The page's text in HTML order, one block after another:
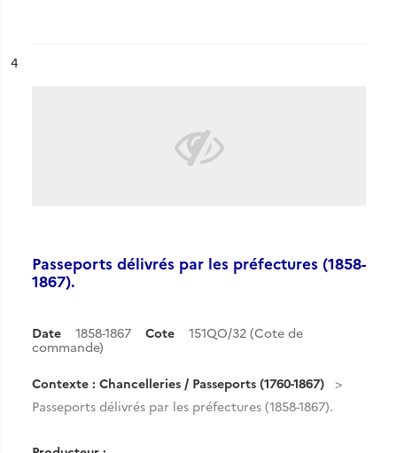
n°
4
Passeports délivrés par les préfectures (1858-
1867).
Date 1858-1867 Cote
151QO/32 (Cote de
commande)
Contexte : Chancelleries / Passeports (1760-1867)
Passeports délivrés par les préfectures (1858-1867).